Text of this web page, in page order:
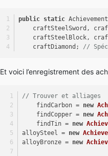
else
if
else if
}
if
}
if
// Blocs
else if
public static
craftSteelSword,
craftSteelBlock,
craftDiamond; //
Et voici l’enregistrement des
// Trouver et alliages
findCarbon = new
findCopper = new
findTin = new
alloySteel = new
alloyBronze = new